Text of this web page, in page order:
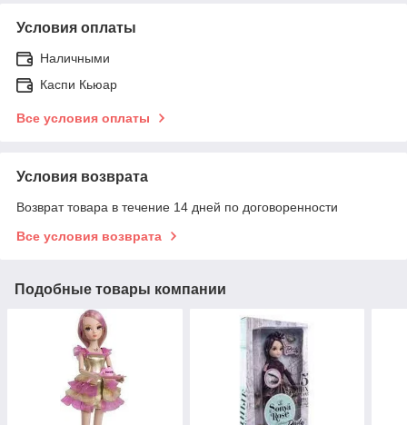
Условия оплаты
Наличными
Каспи Кьюар
Все условия оплаты
Условия возврата
Возврат товара в течение 14 дней по договоренности
Все условия возврата
Подобные товары компании